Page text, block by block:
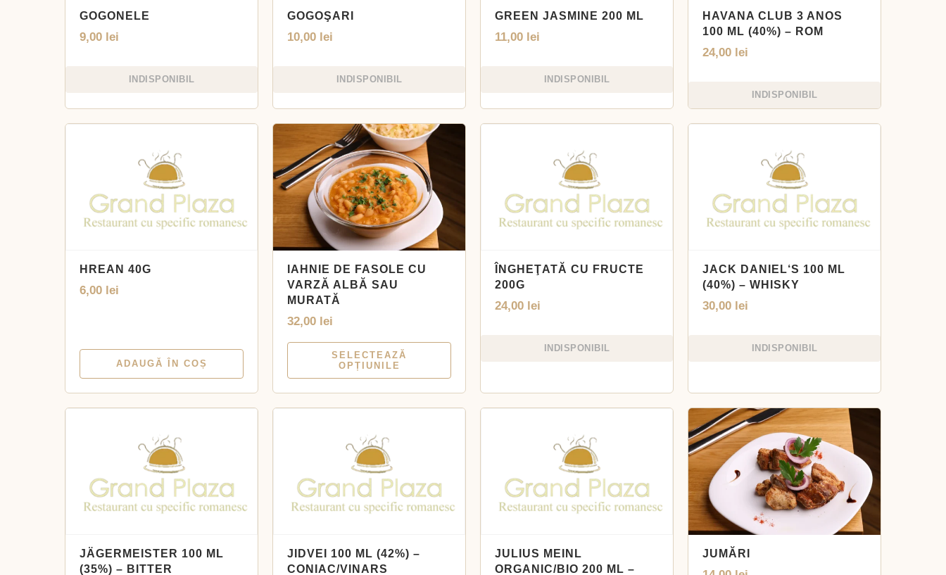
GOGONELE
9,00 lei
INDISPONIBIL
GOGOŞARI
10,00 lei
INDISPONIBIL
GREEN JASMINE 200 ML
11,00 lei
INDISPONIBIL
HAVANA CLUB 3 ANOS
100 ML (40%) – ROM
24,00 lei
INDISPONIBIL
HREAN 40G
6,00 lei
ADAUGĂ ÎN COȘ
IAHNIE DE FASOLE CU
VARZĂ ALBĂ SAU
MURATĂ
32,00 lei
SELECTEAZĂ
OPȚIUNILE
ÎNGHEŢATĂ CU FRUCTE
200G
24,00 lei
INDISPONIBIL
JACK DANIEL‘S 100 ML
(40%) – WHISKY
30,00 lei
INDISPONIBIL
JÄGERMEISTER 100 ML
(35%) – BITTER
JIDVEI 100 ML (42%) –
CONIAC/VINARS
JULIUS MEINL
ORGANIC/BIO 200 ML –
JUMĂRI